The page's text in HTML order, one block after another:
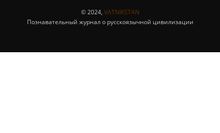
© 2024, VATNIKSTAN
Познавательный журнал о русскоязычной цивилизации